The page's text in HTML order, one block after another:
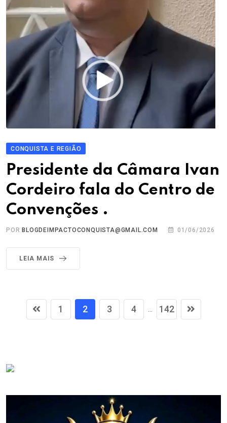
CONQUISTA E REGIÃO
Presidente da Câmara Ivan
Cordeiro fala do Centro de
Convenções .
POR BLOGDEIMPACTOCONQUISTA@GMAIL.COM 01/06/2026
LEIA MAIS
1 2 3 4 ... 142